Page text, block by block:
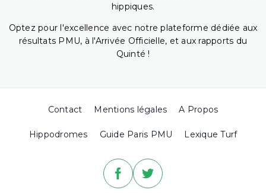
hippiques.
Optez pour l'excellence avec notre plateforme dédiée aux
résultats PMU, à l'Arrivée Officielle, et aux rapports du
Quinté !
Contact Mentions légales A Propos
Hippodromes Guide Paris PMU Lexique Turf